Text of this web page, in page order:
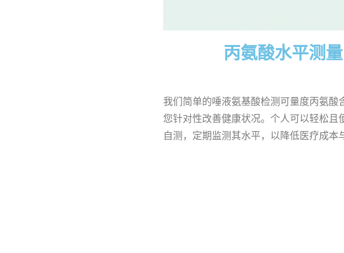
丙氨酸水平测量
我们简单的唾液氨基酸检测可量度丙氨酸
您针对性改善健康状况。个人可以轻松且
自测，定期监测其水平，以降低医疗成本